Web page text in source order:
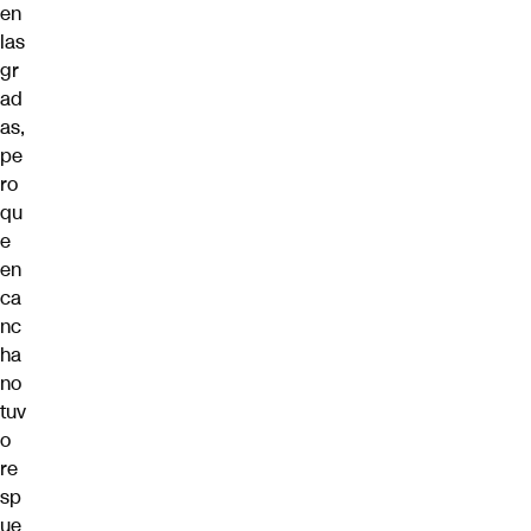
en
las
gr
ad
as,
pe
ro
qu
e
en
ca
nc
ha
no
tuv
o
re
sp
ue